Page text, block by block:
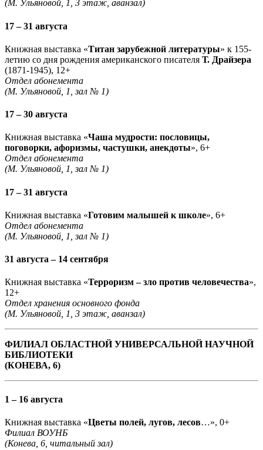
(М. Ульяновой, 1, 3 этаж, аванзал)
17 – 31 августа
Книжная выставка «Титан зарубежной литературы» к 155-
летию со дня рождения американского писателя Т. Драйзера
(1871-1945), 12+
Отдел абонемента
(М. Ульяновой, 1, зал № 1)
17 – 30 августа
Книжная выставка «Чаша мудрости: пословицы,
поговорки, афоризмы, частушки, анекдоты», 6+
Отдел абонемента
(М. Ульяновой, 1, зал № 1)
17 – 31 августа
Книжная выставка «Готовим малышей к школе», 6+
Отдел абонемента
(М. Ульяновой, 1, зал № 1)
31 августа – 14 сентября
Книжная выставка «Терроризм – зло против человечества»,
12+
Отдел хранения основного фонда
(М. Ульяновой, 1, 3 этаж, аванзал)
ФИЛИАЛ ОБЛАСТНОЙ УНИВЕРСАЛЬНОЙ НАУЧНОЙ
БИБЛИОТЕКИ
(КОНЕВА, 6)
1 – 16 августа
Книжная выставка «Цветы полей, лугов, лесов…», 0+
Филиал ВОУНБ
(Конева, 6, читальный зал)